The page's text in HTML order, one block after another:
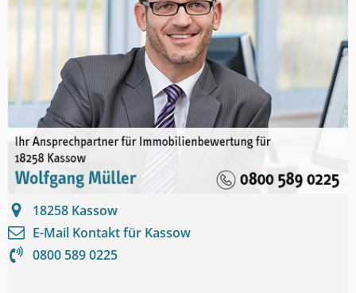
18258 Kassow
E-Mail Kontakt für Kassow
0800 589 0225